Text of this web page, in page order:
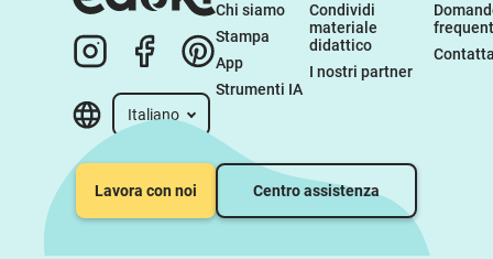
Italiano
Chi siamo
Stampa
App
Strumenti IA
Condividi
materiale
didattico
I nostri partner
Lavora con noi Centro assistenza